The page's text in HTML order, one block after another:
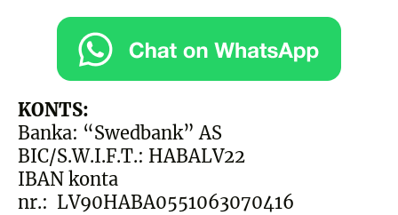
KONTS:
Banka: “Swedbank” AS
BIC/S.W.I.F.T.: HABALV22
IBAN konta
nr.: LV90HABA0551063070416